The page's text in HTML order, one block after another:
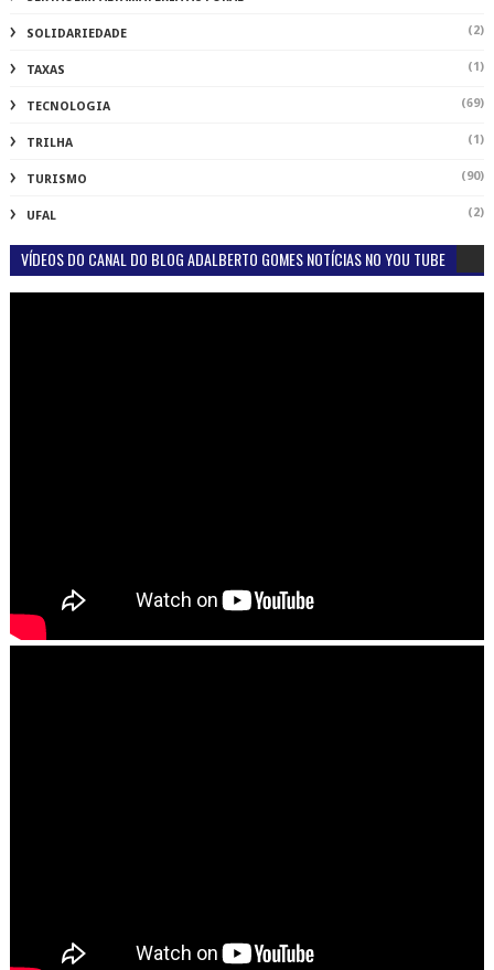
SOLIDARIEDADE (2)
TAXAS (1)
TECNOLOGIA (69)
TRILHA (1)
TURISMO (90)
UFAL (2)
VÍDEOS DO CANAL DO BLOG ADALBERTO GOMES NOTÍCIAS NO YOU TUBE